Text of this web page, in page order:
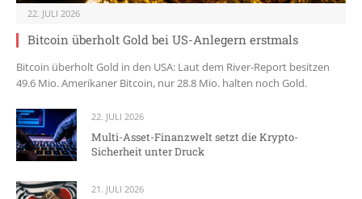
22. JULI 2026
Bitcoin überholt Gold bei US-Anlegern erstmals
Bitcoin überholt Gold in den USA: Laut dem River-Report besitzen
49.6 Mio. Amerikaner Bitcoin, nur 28.8 Mio. halten noch Gold.
22. JULI 2026
Multi-Asset-Finanzwelt setzt die Krypto-
Sicherheit unter Druck
21. JULI 2026